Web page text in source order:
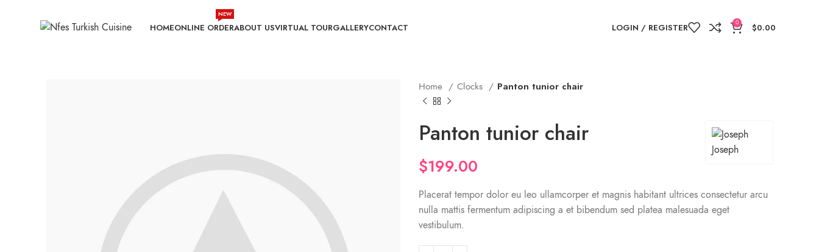
HOMEONLINE ORDER
NEW
ABOUT USVIRTUAL TOURGALLERYCONTACT LOGIN / REGISTER 0 $0.00
Home Clocks Panton tunior chair
Panton tunior chair
$199.00
Placerat tempor dolor eu leo ullamcorper et magnis habitant ultrices consectetur arcu
nulla mattis fermentum adipiscing a et bibendum sed platea malesuada eget
vestibulum.